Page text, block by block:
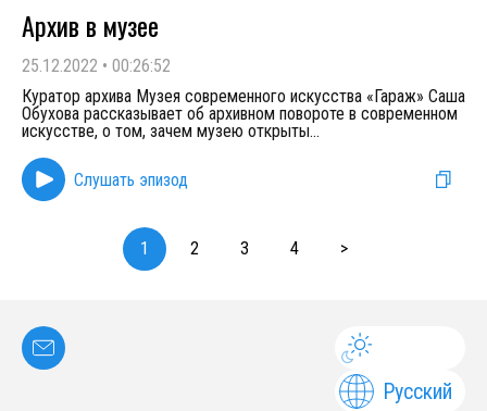
Архив в музее
25.12.2022 • 00:26:52
Куратор архива Музея современного искусства «Гараж» Саша
Обухова рассказывает об архивном повороте в современном
искусстве, о том, зачем музею открыты...
Слушать эпизод
1 2 3 4 >
Русский